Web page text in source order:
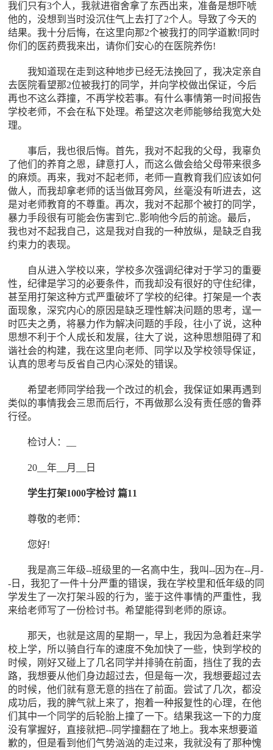
我们只有3个人，我就进宿舍拿了东西出来，准备是想吓唬
他的，没想到当时没沉住气上去打了2个人。导致了今天的
结果。我十分后悔，在这里向那2个被我打的同学道歉!同时
你们的医药费我来出，请你们安心的在医院养伤!
我知道现在走到这种地步已经无法挽回了，我决定亲自
去医院看望那2位被我打的同学，并向学校做出保证，今后
再也不这么莽撞，不再学校若事。有什么事情第一时间报告
学校老师，不会在私下处理。希望这次老师能够给我宽大处
理。
事后，我也很后悔。首先，我对不起我的父母，我辜负
了他们的养育之恩，肆意打人，而这么做会给父母带来很多
的麻烦。再来，我对不起老师，老师一直教育我们应该如何
做人，而我却拿老师的话当做耳旁风，丝毫没有听进去，这
是对老师教育的不尊重。再次，我对不起那个被打的同学，
暴力手段很有可能会伤害到它..影响他今后的前途。最后，
我也对不起我自己，这是我对自我的一种放纵，是缺乏自我
约束力的表现。
自从进入学校以来，学校多次强调纪律对于学习的重要
性，纪律是学习的必要条件，而我却没有很好的守住纪律，
甚至用打架这种方式严重破坏了学校的纪律。打架是一个表
面现象，深究内心的原因是缺乏理性解决问题的思考，逞一
时匹夫之勇，将暴力作为解决问题的手段，往小了说，这种
思想不利于个人成长和发展，往大了说，这种思想阻碍了和
谐社会的构建，我在这里向老师、同学以及学校领导保证，
认真的思考与反省自己内心深处的错误。
希望老师同学给我一个改过的机会，我保证如果再遇到
类似的事情我会三思而后行，不再做那么没有责任感的鲁莽
行径。
检讨人：__
20__年__月__日
学生打架1000字检讨 篇11
尊敬的老师：
您好!
我是高三年级--班级里的一名高中生，我叫--因为在--月-
-日，我犯了一件十分严重的错误，我在学校里和低年级的同
学发生了一次打架斗殴的行为，鉴于这件事情的严重性，我
来给老师写了一份检讨书。希望能得到老师的原谅。
那天，也就是这周的星期一，早上，我因为急着赶来学
校上学，所以骑自行车的速度不免加快了一些，快到学校的
时候，刚好又碰上了几名同学并排骑在前面，挡住了我的去
路，我想要从他们身边超过去，但是每一次，我想要超过去
的时候，他们就有意无意的挡在了前面。尝试了几次，都没
成功后，我的脾气就上来了，抱着一种报复性的心理，在他
们其中一个同学的后轮胎上撞了一下。结果我这一下的力度
没有掌握好，直接就把--同学撞翻在了地上。我本来想要道
歉的，但是看到他们气势汹汹的走过来，我就没有了那种愧